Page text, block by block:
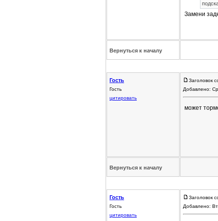
Замени
Вернуться к началу
Гость
Гость
цитировать
Заголовок
Добавлено:
может
Вернуться к началу
Гость
Гость
цитировать
Заголовок
Добавлено: